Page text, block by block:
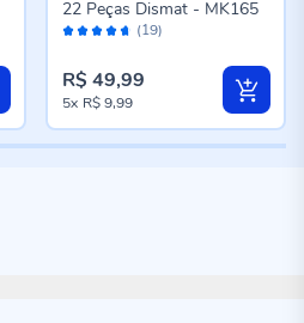
Avaliação: (19)
22 Peças Dismat - MK165
R$ 49,99
5x R$ 9,99